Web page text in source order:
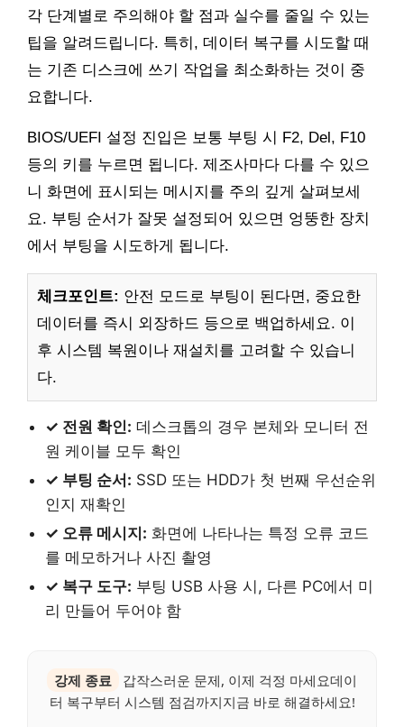
각 단계별로 주의해야 할 점과 실수를 줄일 수 있는
팁을 알려드립니다. 특히, 데이터 복구를 시도할 때
는 기존 디스크에 쓰기 작업을 최소화하는 것이 중
요합니다.
BIOS/UEFI 설정 진입은 보통 부팅 시 F2, Del, F10
등의 키를 누르면 됩니다. 제조사마다 다를 수 있으
니 화면에 표시되는 메시지를 주의 깊게 살펴보세
요. 부팅 순서가 잘못 설정되어 있으면 엉뚱한 장치
에서 부팅을 시도하게 됩니다.
체크포인트: 안전 모드로 부팅이 된다면, 중요한
데이터를 즉시 외장하드 등으로 백업하세요. 이
후 시스템 복원이나 재설치를 고려할 수 있습니
다.
✓ 전원 확인: 데스크톱의 경우 본체와 모니터 전
원 케이블 모두 확인
✓ 부팅 순서: SSD 또는 HDD가 첫 번째 우선순위
인지 재확인
✓ 오류 메시지: 화면에 나타나는 특정 오류 코드
를 메모하거나 사진 촬영
✓ 복구 도구: 부팅 USB 사용 시, 다른 PC에서 미
리 만들어 두어야 함
강제 종료
갑작스러운 문제, 이제 걱정 마세요데이
터 복구부터 시스템 점검까지지금 바로 해결하세요!